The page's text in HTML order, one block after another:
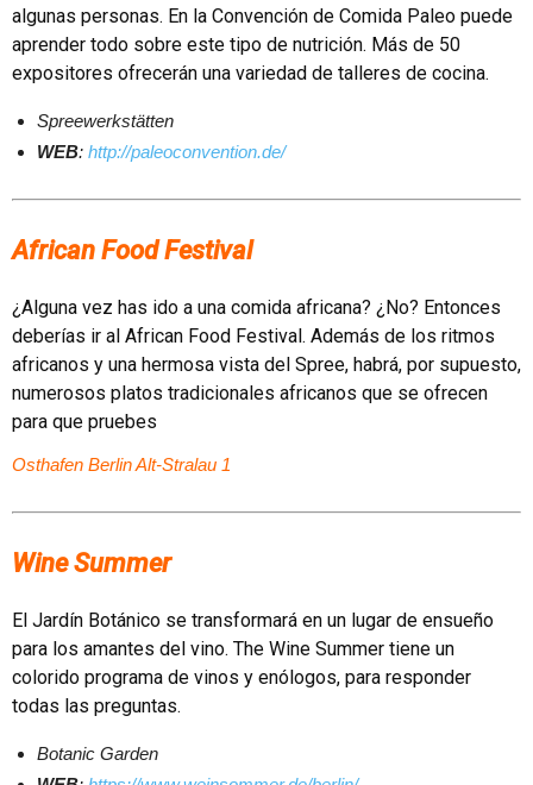
algunas personas. En la Convención de Comida Paleo puede
aprender todo sobre este tipo de nutrición. Más de 50
expositores ofrecerán una variedad de talleres de cocina.
Spreewerkstätten
WEB: http://paleoconvention.de/
African Food Festival
¿Alguna vez has ido a una comida africana? ¿No? Entonces
deberías ir al African Food Festival. Además de los ritmos
africanos y una hermosa vista del Spree, habrá, por supuesto,
numerosos platos tradicionales africanos que se ofrecen
para que pruebes
Osthafen Berlin Alt-Stralau 1
Wine Summer
El Jardín Botánico se transformará en un lugar de ensueño
para los amantes del vino. The Wine Summer tiene un
colorido programa de vinos y enólogos, para responder
todas las preguntas.
Botanic Garden